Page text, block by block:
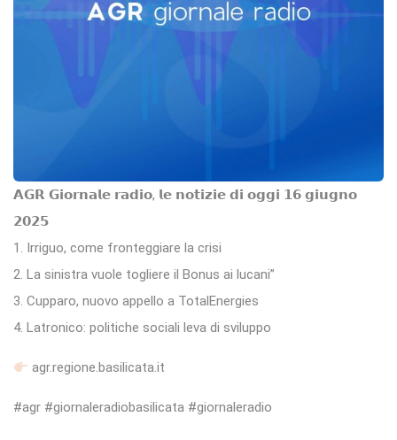
𝗔𝗚𝗥 𝗚𝗶𝗼𝗿𝗻𝗮𝗹𝗲 𝗿𝗮𝗱𝗶𝗼, 𝗹𝗲 𝗻𝗼𝘁𝗶𝘇𝗶𝗲 𝗱𝗶 𝗼𝗴𝗴𝗶 𝟭𝟲 𝗴𝗶𝘂𝗴𝗻𝗼
𝟮𝟬𝟮𝟱
1. Irriguo, come fronteggiare la crisi
2. La sinistra vuole togliere il Bonus ai lucani”
3. Cupparo, nuovo appello a TotalEnergies
4. Latronico: politiche sociali leva di sviluppo
agr.regione.basilicata.it
#agr #giornaleradiobasilicata #giornaleradio